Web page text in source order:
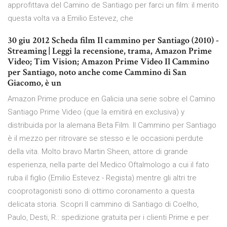
approfittava del Camino de Santiago per farci un film: il merito
questa volta va a Emilio Estevez, che
30 giu 2012 Scheda film Il cammino per Santiago (2010) -
Streaming | Leggi la recensione, trama, Amazon Prime
Video; Tim Vision; Amazon Prime Video Il Cammino
per Santiago, noto anche come Cammino di San
Giacomo, è un
Amazon Prime produce en Galicia una serie sobre el Camino
Santiago Prime Video (que la emitirá en exclusiva) y
distribuida por la alemana Beta Film. Il Cammino per Santiago
è il mezzo per ritrovare se stesso e le occasioni perdute
della vita. Molto bravo Martin Sheen, attore di grande
esperienza, nella parte del Medico Oftalmologo a cui il fato
ruba il figlio (Emilio Estevez - Regista) mentre gli altri tre
cooprotagonisti sono di ottimo coronamento a questa
delicata storia. Scopri Il cammino di Santiago di Coelho,
Paulo, Desti, R.: spedizione gratuita per i clienti Prime e per